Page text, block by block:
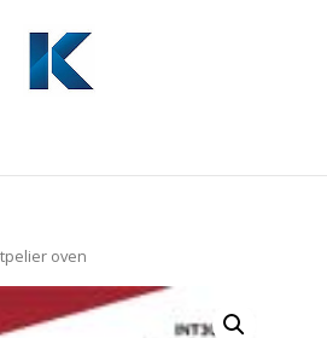
oven